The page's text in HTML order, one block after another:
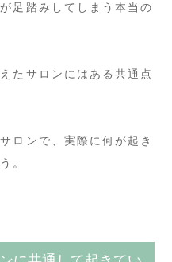
足踏みしてしまう本当の
たサロンにはある共通点
ロンで、実際に何が起き
。